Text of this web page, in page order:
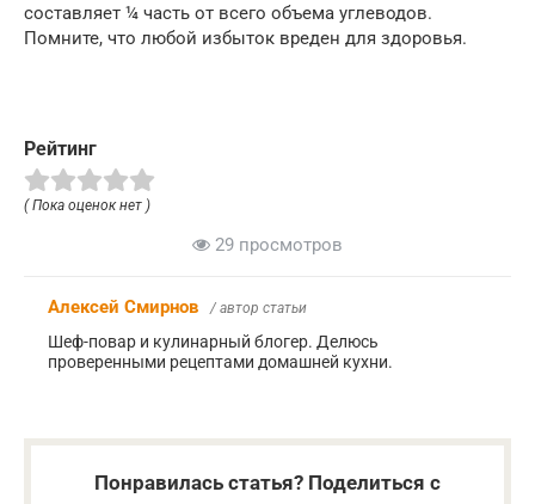
составляет ¼ часть от всего объема углеводов.
Помните, что любой избыток вреден для здоровья.
Рейтинг
( Пока оценок нет )
29 просмотров
Алексей Смирнов / автор статьи
Шеф-повар и кулинарный блогер. Делюсь
проверенными рецептами домашней кухни.
Понравилась статья? Поделиться с